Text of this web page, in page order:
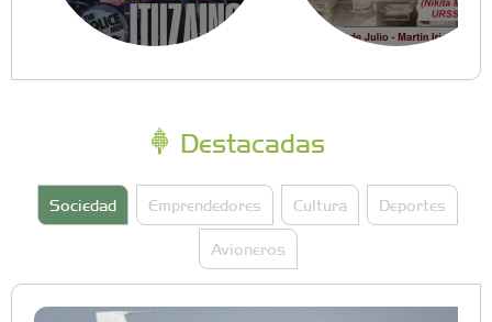
Destacadas
Sociedad Emprendedores Cultura Deportes
Avioneros